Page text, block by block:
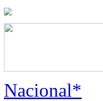
Nacional*